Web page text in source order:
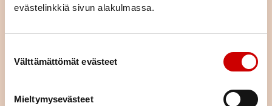
evästelinkkiä sivun alakulmassa.
Välttämättömät evästeet
Mieltymysevästeet
Virkeyttä, kuntoa ja